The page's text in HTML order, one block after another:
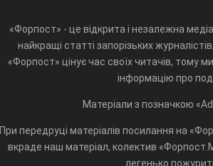
«Форпост» - це відкрита і незалежна
найкращі статті запорізьких
«Форпост» цінує час своїх читачів, тому
інформацію про
Матеріали з позначкою
При передруці матеріалів посилання на
вкраде наш матеріал, колектив
легенько